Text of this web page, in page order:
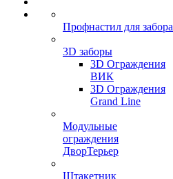
Профнастил для забора
3D заборы
3D Ограждения
ВИК
3D Ограждения
Grand Line
Модульные
ограждения
ДворТерьер
Штакетник